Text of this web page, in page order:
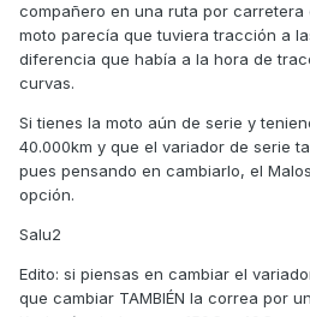
compañero en una ruta por carretera
moto parecía que tuviera tracción a
diferencia que había a la hora de
curvas.
Si tienes la moto aún de serie y
40.000km y que el variador de serie
pues pensando en cambiarlo, el
opción.
Salu2
Edito: si piensas en cambiar el
que cambiar TAMBIÉN la correa por